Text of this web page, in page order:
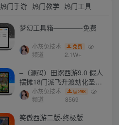
热门手游 热门教学 热门工具
梦幻工具箱————-免费
小灰兔技术
频道
免费
2.1W+
–（源码）田螺西游9.0 假人
摆摊18门派飞升渡劫化圣助
战最新BB谛听….
小灰兔技术
频道
298
8569
笑傲西游二版-终极版